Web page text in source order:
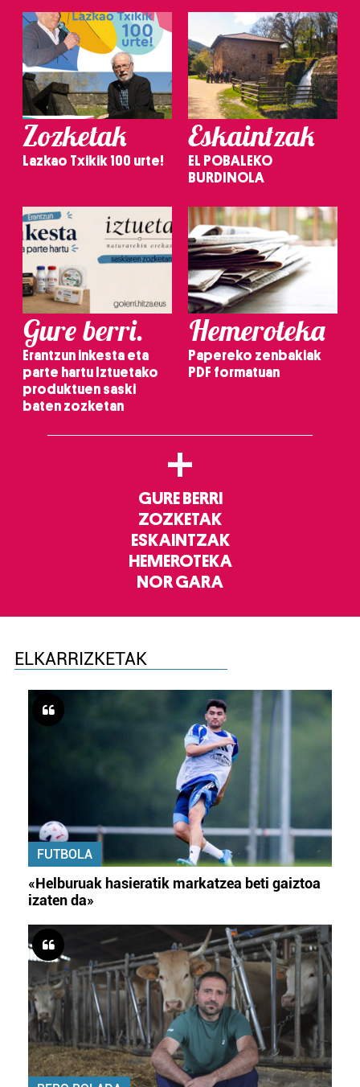
Zozketak
Lazkao Txikik 100 urte!
Eskaintzak
EL POBALEKO
BURDINOLA
Gure berri.
Erantzun inkesta eta
parte hartu Iztuetako
produktuen saski
baten zozketan
Hemeroteka
Papereko zenbakiak
PDF formatuan
+
GURE BERRI
ZOZKETAK
ESKAINTZAK
HEMEROTEKA
NOR GARA
ELKARRIZKETAK
FUTBOLA
«Helburuak hasieratik markatzea beti gaiztoa
izaten da»